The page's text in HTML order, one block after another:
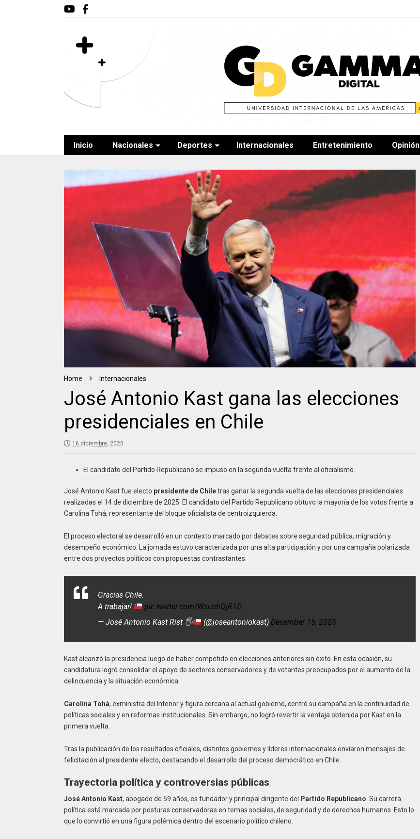
Inicio Nacionales Deportes Internacionales Entretenimiento Opinión
Home Internacionales
José Antonio Kast gana las elecciones
presidenciales en Chile
16 diciembre, 2025
El candidato del Partido Republicano se impuso en la segunda vuelta frente al oficialismo.
José Antonio Kast fue electo presidente de Chiletras ganar la segunda vuelta de las elecciones presidenciales
realizadas el 14 de diciembre de 2025. El candidato del Partido Republicano obtuvo la mayoría de los votos frente a
Carolina Tohá, representante del bloque oficialista de centroizquierda.
El proceso electoral se desarrolló en un contexto marcado por debates sobre seguridad pública, migración y
desempeño económico. La jornada estuvo caracterizada por una alta participación y por una campaña polarizada
entre dos proyectos políticos con propuestas contrastantes.
Gracias Chile.
A trabajar!
pic.twitter.com/WsushQjR1D
— José Antonio Kast Rist 🖐️ (@joseantoniokast) December 15, 2025
Kast alcanzó la presidencia luego de haber competido en elecciones anteriores sin éxito. En esta ocasión, su
candidatura logró consolidar el apoyo de sectores conservadores y de votantes preocupados por el aumento de la
delincuencia y la situación económica.
Carolina Tohá, exministra del Interior y figura cercana al actual gobierno, centró su campaña en la continuidad de
políticas sociales y en reformas institucionales. Sin embargo, no logró revertir la ventaja obtenida por Kast en la
primera vuelta.
Tras la publicación de los resultados oficiales, distintos gobiernos y líderes internacionales enviaron mensajes de
felicitación al presidente electo, destacando el desarrollo del proceso democrático en Chile.
Trayectoria política y controversias públicas
José Antonio Kast, abogado de 59 años, es fundador y principal dirigente del Partido Republicano . Su carrera
política está marcada por posturas conservadoras en temas sociales, de seguridad y de derechos humanos. Esto lo
que lo convirtió en una figura polémica dentro del escenario político chileno.